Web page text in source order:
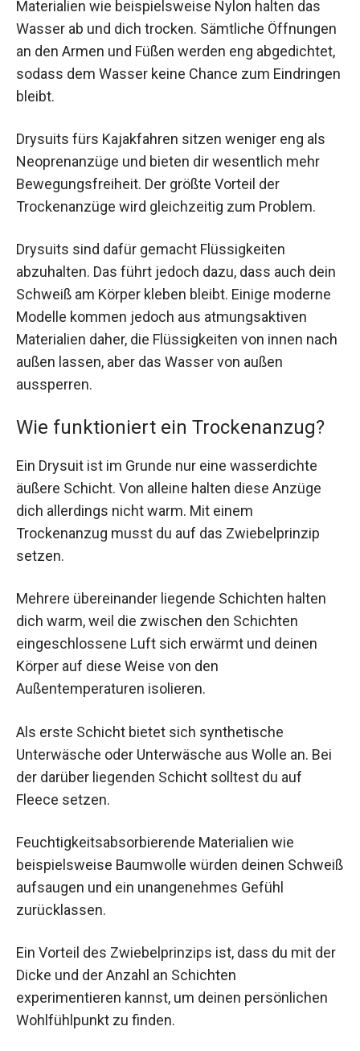
Materialien wie beispielsweise Nylon halten das
Wasser ab und dich trocken. Sämtliche Öffnungen
an den Armen und Füßen werden eng abgedichtet,
sodass dem Wasser keine Chance zum Eindringen
bleibt.
Drysuits fürs Kajakfahren sitzen weniger eng als
Neoprenanzüge und bieten dir wesentlich mehr
Bewegungsfreiheit. Der größte Vorteil der
Trockenanzüge wird gleichzeitig zum Problem.
Drysuits sind dafür gemacht Flüssigkeiten
abzuhalten. Das führt jedoch dazu, dass auch dein
Schweiß am Körper kleben bleibt. Einige moderne
Modelle kommen jedoch aus atmungsaktiven
Materialien daher, die Flüssigkeiten von innen nach
außen lassen, aber das Wasser von außen
aussperren.
Wie funktioniert ein Trockenanzug?
Ein Drysuit ist im Grunde nur eine wasserdichte
äußere Schicht. Von alleine halten diese Anzüge
dich allerdings nicht warm. Mit einem
Trockenanzug musst du auf das Zwiebelprinzip
setzen.
Mehrere übereinander liegende Schichten halten
dich warm, weil die zwischen den Schichten
eingeschlossene Luft sich erwärmt und deinen
Körper auf diese Weise von den
Außentemperaturen isolieren.
Als erste Schicht bietet sich synthetische
Unterwäsche oder Unterwäsche aus Wolle an. Bei
der darüber liegenden Schicht solltest du auf
Fleece setzen.
Feuchtigkeitsabsorbierende Materialien wie
beispielsweise Baumwolle würden deinen Schweiß
aufsaugen und ein unangenehmes Gefühl
zurücklassen.
Ein Vorteil des Zwiebelprinzips ist, dass du mit der
Dicke und der Anzahl an Schichten
experimentieren kannst, um deinen persönlichen
Wohlfühlpunkt zu finden.